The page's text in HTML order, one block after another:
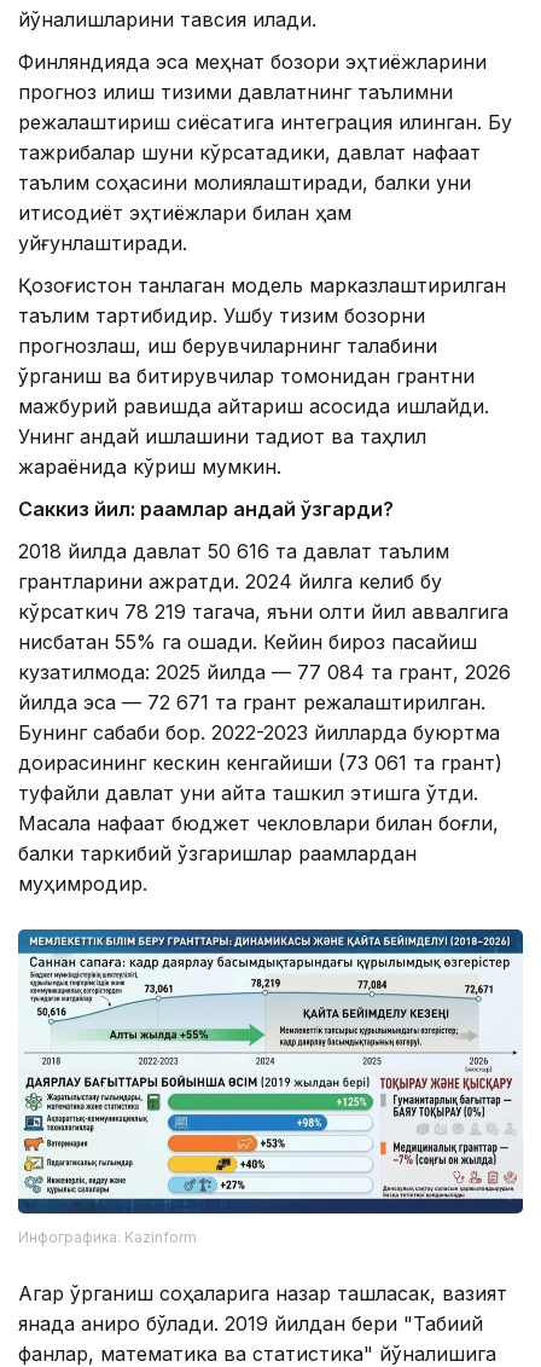
йўналишларини тавсия қилади.
Финляндияда эса меҳнат бозори эҳтиёжларини
прогноз қилиш тизими давлатнинг таълимни
режалаштириш сиёсатига интеграция қилинган. Бу
тажрибалар шуни кўрсатадики, давлат нафақат
таълим соҳасини молиялаштиради, балки уни
иқтисодиёт эҳтиёжлари билан ҳам
уйғунлаштиради.
Қозоғистон танлаган модель марказлаштирилган
таълим тартибидир. Ушбу тизим бозорни
прогнозлаш, иш берувчиларнинг талабини
ўрганиш ва битирувчилар томонидан грантни
мажбурий равишда қайтариш асосида ишлайди.
Унинг қандай ишлашини тадқиқот ва таҳлил
жараёнида кўриш мумкин.
Саккиз йил: рақамлар қандай ўзгарди?
2018 йилда давлат 50 616 та давлат таълим
грантларини ажратди. 2024 йилга келиб бу
кўрсаткич 78 219 тагача, яъни олти йил аввалгига
нисбатан 55% га ошади. Кейин бироз пасайиш
кузатилмоқда: 2025 йилда — 77 084 та грант, 2026
йилда эса — 72 671 та грант режалаштирилган.
Бунинг сабаби бор. 2022-2023 йилларда буюртма
доирасининг кескин кенгайиши (73 061 та грант)
туфайли давлат уни қайта ташкил этишга ўтди.
Масала нафақат бюджет чекловлари билан боғлиқ,
балки таркибий ўзгаришлар рақамлардан
муҳимроқдир.
Инфографика: Kazinform
Агар ўрганиш соҳаларига назар ташласак, вазият
янада аниқроқ бўлади. 2019 йилдан бери "Табиий
фанлар, математика ва статистика" йўналишига